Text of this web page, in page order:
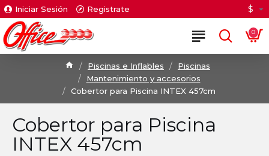
Iniciar Sesión Registrate $
0
Piscinas e Inflables
Piscinas
Mantenimiento y accesorios
Cobertor para Piscina INTEX 457cm
Cobertor para Piscina
INTEX 457cm